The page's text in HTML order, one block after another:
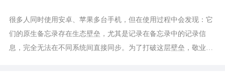
很多人同时使用安卓、苹果多台手机，但在使用过程中会发现：它
们的原生备忘录存在生态壁垒，尤其是记录在备忘录中的记录信
息，完全无法在不同系统间直接同步。为了打破这层壁垒，敬业签